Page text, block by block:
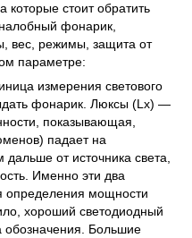
которые стоит обратить
фонарик,
вес, режимы, защита от
параметре:
измерения светового
фонарик. Люксы (Lx) —
показывающая,
падает на
от источника света,
Именно эти два
определения мощности
хороший светодиодный
Большие